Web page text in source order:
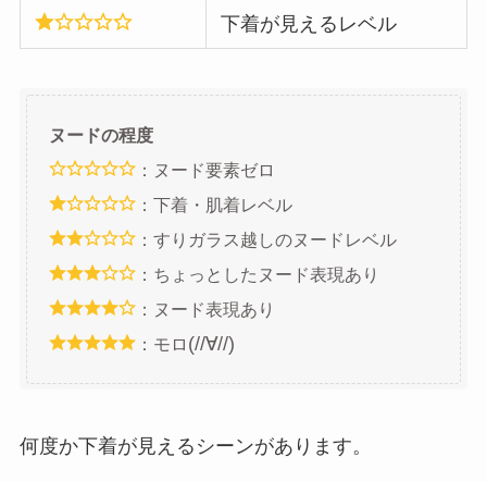
下着が見えるレベル
ヌードの程度
：ヌード要素ゼロ
：下着・肌着レベル
：すりガラス越しのヌードレベル
：ちょっとしたヌード表現あり
：ヌード表現あり
：モロ (//∀//)
何度か下着が見えるシーンがあります。